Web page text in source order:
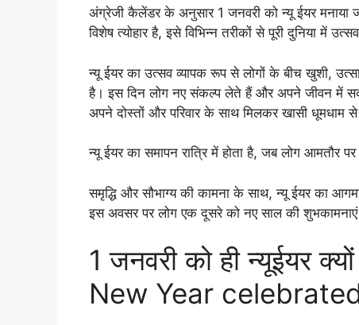
अंग्रेजी कैलेंडर के अनुसार 1 जनवरी को न्यू ईयर
विशेष त्योहार है, इसे विभिन्न तरीकों से पूरी दुनिया में
न्यू ईयर का उत्सव व्यापक रूप से लोगों के बीच खुशी,
है। इस दिन लोग नए संकल्प लेते हैं और अपने जीवन में
अपने दोस्तों और परिवार के साथ मिलकर खासी धूमधाम
न्यू ईयर का समापन रात्रि में होता है, जब लोग आमतौर
समृद्धि और सौभाग्य की कामना के साथ, न्यू ईयर का
इस अवसर पर लोग एक दूसरे को नए साल की
1 जनवरी को ही न्यूईयर
New Year